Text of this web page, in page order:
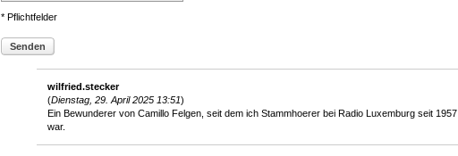
* Pflichtfelder
Senden
wilfried.stecker
(Dienstag, 29. April 2025 13:51)
Ein Bewunderer von Camillo Felgen, seit dem ich Stammhoerer bei Radio Luxemburg seit 1957
war.